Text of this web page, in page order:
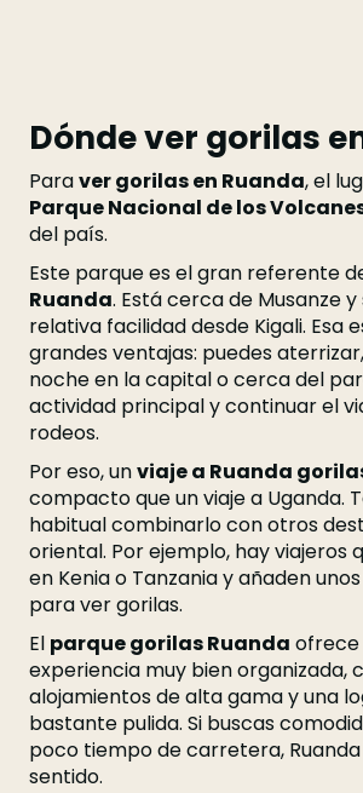
Dónde ver gorilas
Paraver gorilas en Ruanda, el
Parque Nacional de los
del país.
Este parque es el gran referente
Ruanda. Está cerca de Musanze
relativa facilidad desde Kigali. Esa
grandes ventajas: puedes
noche en la capital o cerca del
actividad principal y continuar el
rodeos.
Por eso, unviaje a Ruanda
compacto que un viaje a Uganda.
habitual combinarlo con otros
oriental. Por ejemplo, hay viajeros
en Kenia o Tanzania y añaden
para ver gorilas.
El parque gorilas Ruanda ofrece
experiencia muy bien organizada,
alojamientos de alta gama y una
bastante pulida. Si buscas
poco tiempo de carretera,
sentido.